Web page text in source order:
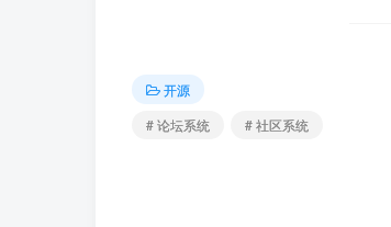
开源
# 论坛系统
# 社区系统